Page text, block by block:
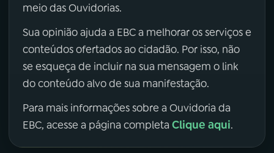
meio das Ouvidorias.
Sua opinião ajuda a EBC a melhorar os serviços e
conteúdos ofertados ao cidadão. Por isso, não
se esqueça de incluir na sua mensagem o link
do conteúdo alvo de sua manifestação.
Para mais informações sobre a Ouvidoria da
EBC, acesse a página completa Clique aqui.